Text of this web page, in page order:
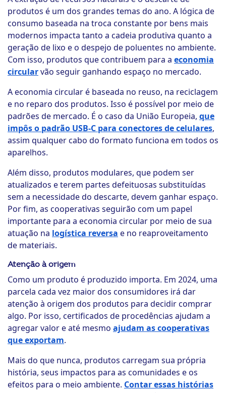
produtos é um dos grandes temas do ano. A lógica de
consumo baseada na troca constante por bens mais
modernos impacta tanto a cadeia produtiva quanto a
geração de lixo e o despejo de poluentes no ambiente.
Com isso, produtos que contribuem para a economia
circularvão seguir ganhando espaço no mercado.
A economia circular é baseada no reuso, na reciclagem
e no reparo dos produtos. Isso é possível por meio de
padrões de mercado. É o caso da União Europeia, que
impôs o padrão USB-C para conectores de celulares,
assim qualquer cabo do formato funciona em todos os
aparelhos.
Além disso, produtos modulares, que podem ser
atualizados e terem partes defeituosas substituídas
sem a necessidade do descarte, devem ganhar espaço.
Por fim, as cooperativas seguirão com um papel
importante para a economia circular por meio de sua
atuação na logística reversa e no reaproveitamento
de materiais.
Atenção à origem
Como um produto é produzido importa. Em 2024, uma
parcela cada vez maior dos consumidores irá dar
atenção à origem dos produtos para decidir comprar
algo. Por isso, certificados de procedências ajudam a
agregar valor e até mesmo ajudam as cooperativas
que exportam.
Mais do que nunca, produtos carregam sua própria
história, seus impactos para as comunidades e os
efeitos para o meio ambiente. Contar essas histórias